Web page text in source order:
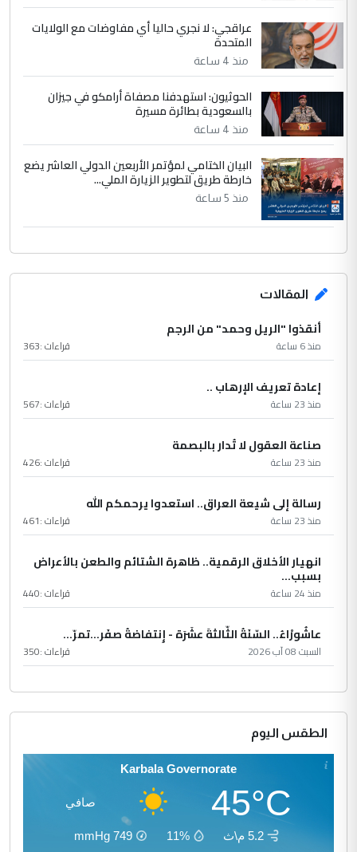
عراقجي: لا نجري حاليا أي مفاوضات مع الولايات
المتحدة
منذ 4 ساعة
الحوثيون: استهدفنا مصفاة أرامكو في جيزان
بالسعودية بطائرة مسيرة
منذ 4 ساعة
البيان الختامي لمؤتمر الأربعين الدولي العاشر يضع
خارطة طريق لتطوير الزيارة الملي...
منذ 5 ساعة
المقالات
أنقذوا "الريل وحمد" من الرجم
منذ 6 ساعة قراءات :363
إعادة تعريف الإرهاب ..
منذ 23 ساعة قراءات :567
صناعة العقول لا تُدار بالبصمة
منذ 23 ساعة قراءات :426
رسالة إلى شيعة العراق.. استعدوا يرحمكم الله
منذ 23 ساعة قراءات :461
انهيار الأخلاق الرقمية.. ظاهرة الشتائم والطعن بالأعراض
بسبب...
منذ 24 ساعة قراءات :440
عاشُورْاءُ.. السّنَةُ الثّالثةَ عشَرَة - إِنتفاضةُ صفَر…تمرّ...
السبت 08 آب 2026 قراءات :350
الطقس اليوم
Karbala Governorate
45°C صافي
5.2 م\ث 11%
749
mmHg